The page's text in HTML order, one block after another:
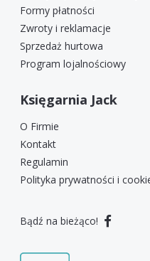
Formy płatności
Zwroty i reklamacje
Sprzedaż hurtowa
Program lojalnościowy
Księgarnia Jack
O Firmie
Kontakt
Regulamin
Polityka prywatności i
Bądź na bieżąco!